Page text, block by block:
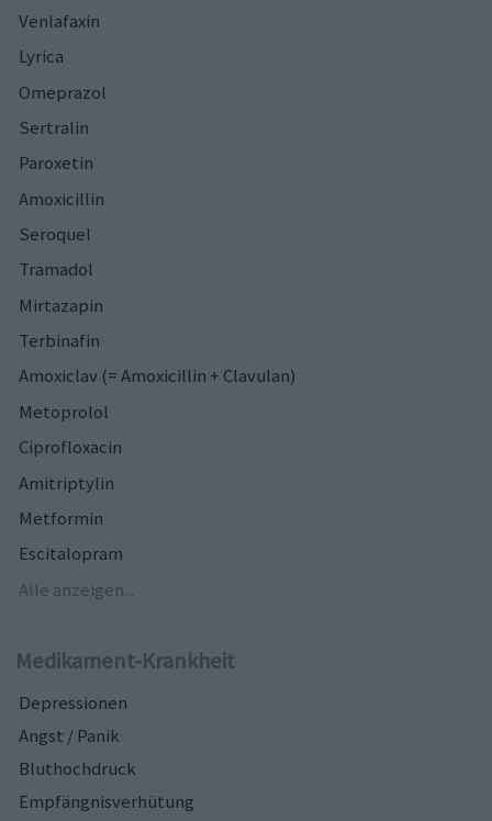
Venlafaxin
Lyrica
Omeprazol
Sertralin
Paroxetin
Amoxicillin
Seroquel
Tramadol
Mirtazapin
Terbinafin
Amoxiclav (= Amoxicillin + Clavulan)
Metoprolol
Ciprofloxacin
Amitriptylin
Metformin
Escitalopram
Alle anzeigen...
Medikament-Krankheit
Depressionen
Angst / Panik
Bluthochdruck
Empfängnisverhütung